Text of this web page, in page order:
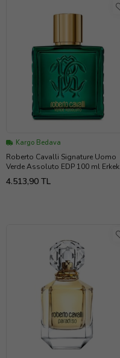
Kargo Bedava
Roberto Cavalli Signature Uomo
Verde Assoluto EDP 100 ml Erkek
Parfümü
4.513,90 TL